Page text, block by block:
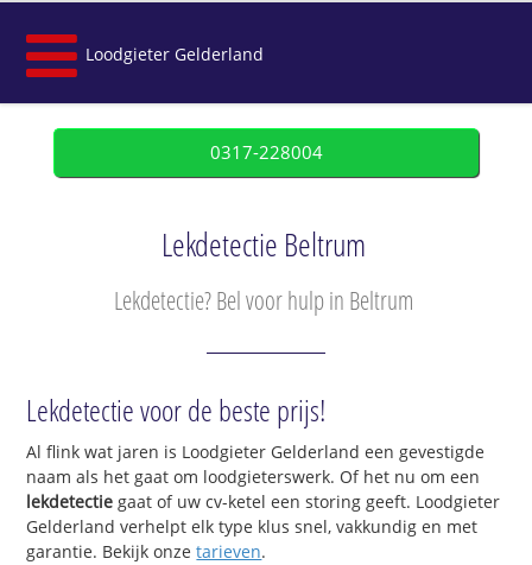
Loodgieter Gelderland
0317-228004
Lekdetectie Beltrum
Lekdetectie? Bel voor hulp in Beltrum
Lekdetectie voor de beste prijs!
Al flink wat jaren is Loodgieter Gelderland een gevestigde
naam als het gaat om loodgieterswerk. Of het nu om een
lekdetectie gaat of uw cv-ketel een storing geeft. Loodgieter
Gelderland verhelpt elk type klus snel, vakkundig en met
garantie. Bekijk onzetarieven.